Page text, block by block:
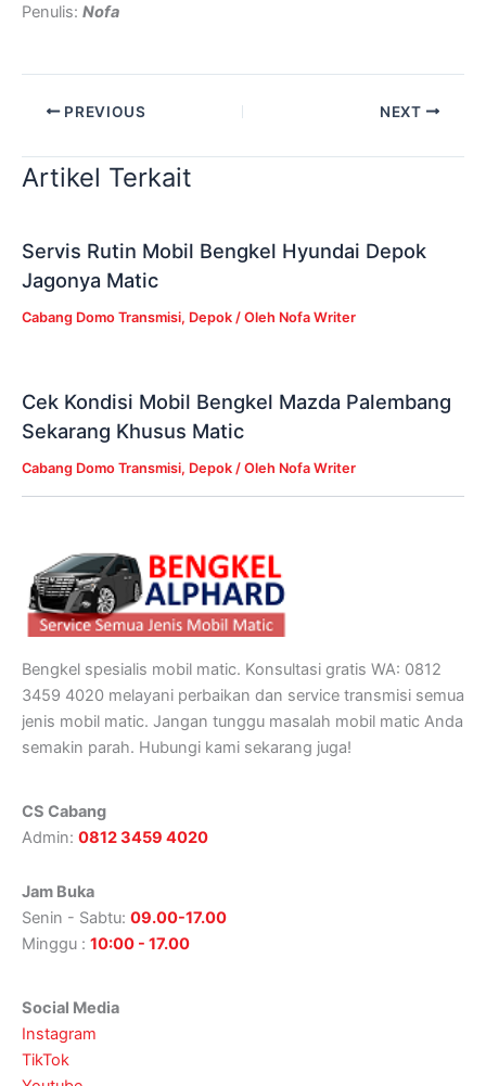
Penulis: Nofa
PREVIOUS NEXT
Artikel Terkait
Servis Rutin Mobil Bengkel Hyundai Depok
Jagonya Matic
Cabang Domo Transmisi, Depok / Oleh Nofa Writer
Cek Kondisi Mobil Bengkel Mazda Palembang
Sekarang Khusus Matic
Cabang Domo Transmisi, Depok / Oleh Nofa Writer
Bengkel spesialis mobil matic. Konsultasi gratis WA: 0812
3459 4020 melayani perbaikan dan service transmisi semua
jenis mobil matic. Jangan tunggu masalah mobil matic Anda
semakin parah. Hubungi kami sekarang juga!
CS Cabang
Admin: 0812 3459 4020
Jam Buka
Senin - Sabtu: 09.00-17.00
Minggu : 10:00 - 17.00
Social Media
Instagram
TikTok